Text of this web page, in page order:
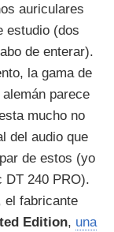
auriculares
estudio (dos
de enterar).
la gama de
parece
mucho no
del audio que
de estos (yo
DT 240 PRO).
el fabricante
Edition, una